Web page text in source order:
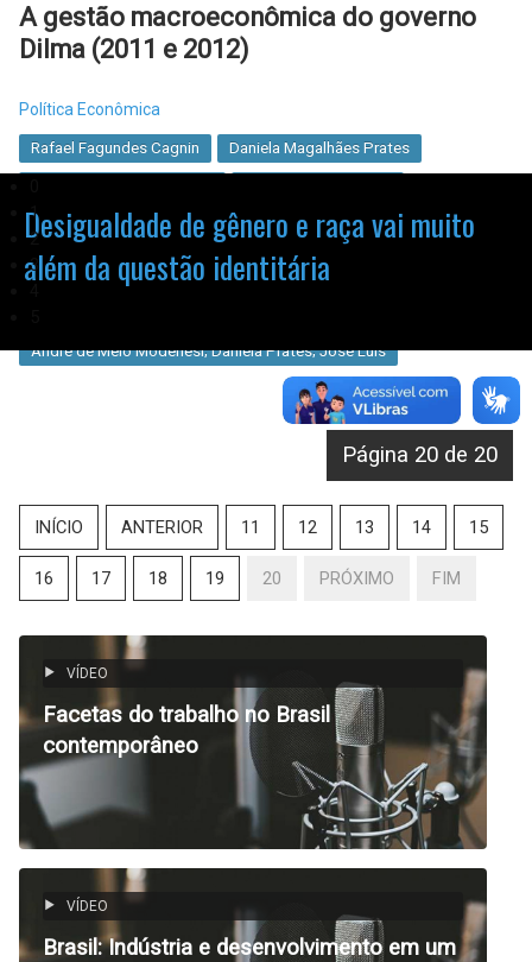
Desigualdade de gênero e raça vai muito
além da questão identitária
1
2
3
A gestão macroeconômica do governo
Dilma (2011 e 2012)
Política Econômica
Rafael Fagundes Cagnin Daniela Magalhães Prates
A Economia Brasileira na Encruzilhada
André de Melo Modenesi; Daniela Prates; José Luis
Página 20 de 20
INÍCIO ANTERIOR 11 12 13 14 15
16 17 18 19 20 PRÓXIMO FIM
VÍDEO
Facetas do trabalho no Brasil
contemporâneo
VÍDEO
Brasil: Indústria e desenvolvimento em um